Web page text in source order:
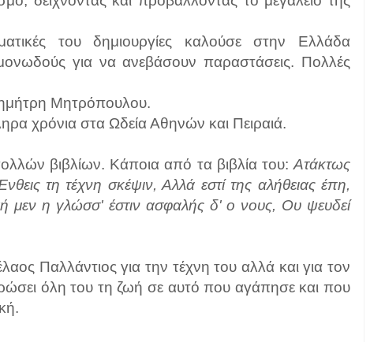
του δημιουργίες καλούσε στην Ελλάδα
για να ανεβάσουν παραστάσεις. Πολλές
Μητρόπουλου.
χρόνια στα Ωδεία Αθηνών και Πειραιά.
βιβλίων. Κάποια από τα βιβλία του: Ατάκτως
τη τέχνη σκέψιν, Αλλά εστί της αλήθειας έπη,
μεν η γλώσσ' έστιν ασφαλής δ' ο νους, Ου ψευδεί
Παλλάντιος για την τέχνη του αλλά και για τον
όλη του τη ζωή σε αυτό που αγάπησε και που